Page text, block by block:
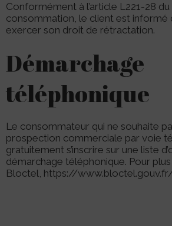
Conformément à l’article L221-28
consommation, le client est informé
exercer son droit de rétractation.
Démarchage
téléphonique
Le consommateur qui ne souhaite
prospection commerciale par voie
gratuitement s’inscrire sur une liste
démarchage téléphonique. Pour plus
Bloctel, https://